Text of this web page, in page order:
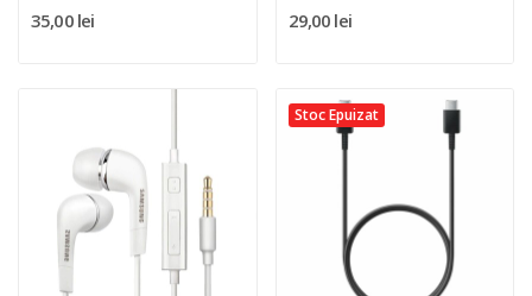
35,00 lei 29,00 lei
Stoc Epuizat